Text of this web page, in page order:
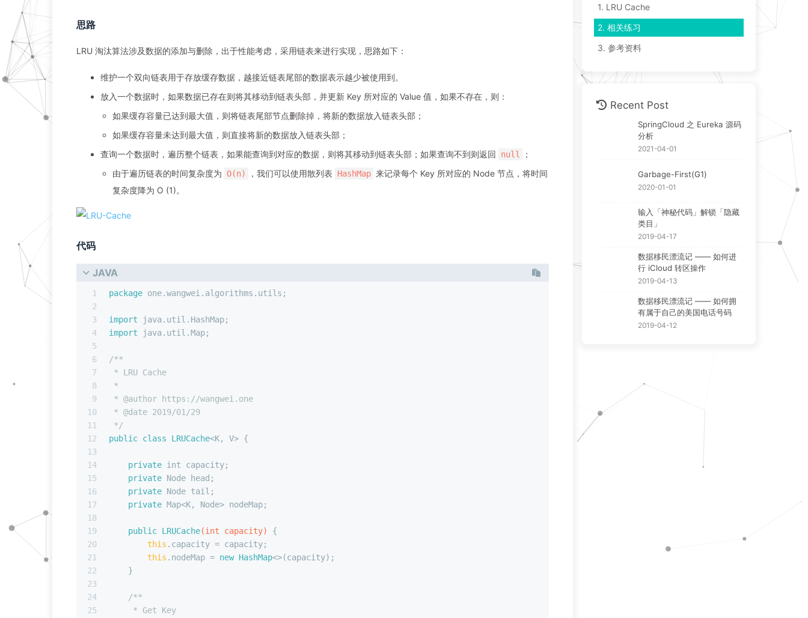
思路
LRU 淘汰算法涉及数据的添加与删除，出于性能考虑，采用链表来进行实现，思路如下：
维护一个双向链表用于存放缓存数据，越接近链表尾部的数据表示越少被使用到。
放入一个数据时，如果数据已存在则将其移动到链表头部，并更新 Key 所对应的 Value 值，如果不存在，则：
如果缓存容量已达到最大值，则将链表尾部节点删除掉，将新的数据放入链表头部；
如果缓存容量未达到最大值，则直接将新的数据放入链表头部；
查询一个数据时，遍历整个链表，如果能查询到对应的数据，则将其移动到链表头部；如果查询不到则返回
null
；
由于遍历链表的时间复杂度为 O(n) ，我们可以使用散列表 HashMap 来记录每个 Key 所对应的 Node 节点，将时间
复杂度降为 O (1)。
代码
JAVA
1
2
3
4
5
6
7
8
9
10
11
12
13
14
15
16
17
18
19
20
21
22
23
24
25
package one.wangwei.algorithms.utils;
import java.util.HashMap;
import java.util.Map;
/**
* LRU Cache
*
* @author https://wangwei.one
* @date 2019/01/29
*/
public class LRUCache<K, V> {
private int capacity;
private Node head;
private Node tail;
private Map<K, Node> nodeMap;
public LRUCache(int capacity)
{
this .capacity = capacity;
this .nodeMap = new HashMap<>(capacity);
    }
/**
     * Get Key
1. LRU Cache
2. 相关练习
3. 参考资料
Recent Post
SpringCloud 之 Eureka 源码
分析
2021-04-01
Garbage-First(G1)
2020-01-01
输入「神秘代码」解锁「隐藏
类目」
2019-04-17
数据移民漂流记 —— 如何进
行 iCloud 转区操作
2019-04-13
数据移民漂流记 —— 如何拥
有属于自己的美国电话号码
2019-04-12